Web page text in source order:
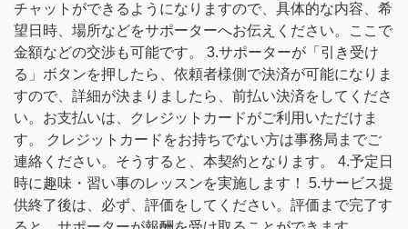
チャットができるようになりますので、具体的な内容、希
望日時、場所などをサポーターへお伝えください。ここで
金額などの交渉も可能です。 3.サポーターが「引き受け
る」ボタンを押したら、依頼者様側で決済が可能になりま
すので、詳細が決まりましたら、前払い決済をしてくださ
い。お支払いは、クレジットカードがご利用いただけま
す。 クレジットカードをお持ちでない方は事務局までご
連絡ください。そうすると、本契約となります。 4.予定日
時に趣味・習い事のレッスンを実施します！ 5.サービス提
供終了後は、必ず、評価をしてください。評価まで完了す